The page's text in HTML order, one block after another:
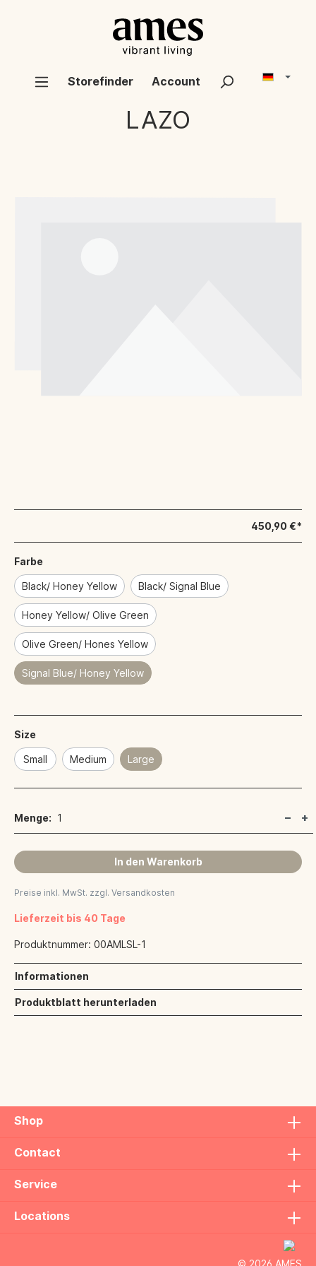
Storefinder Account
LAZO
450,90 €*
Farbe
Black/ Honey Yellow Black/ Signal Blue
Honey Yellow/ Olive Green
Olive Green/ Hones Yellow
Signal Blue/ Honey Yellow
Size
Small Medium Large
Menge: 1
In den Warenkorb
Preise inkl. MwSt. zzgl. Versandkosten
Lieferzeit bis 40 Tage
Produktnummer: 00AMLSL-1
Informationen
Produktblatt herunterladen
Shop
Contact
Service
Locations